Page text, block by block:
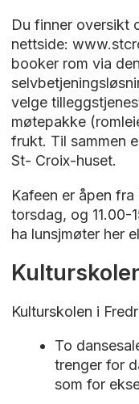
Du finner oversikt
nettside:
booker rom via
velge
møtepakke
frukt. Til sammen
St- Croix-huset.
Kafeen er åpen
torsdag, og 11.00-
ha lunsjmøter her
Kulturskolen i
To
trenger for
som for